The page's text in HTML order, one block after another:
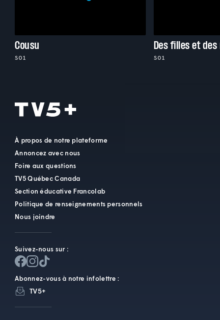
Cousu
S01
Des filles et
S01
À propos de notre plateforme
Annoncez avec nous
Foire aux questions
TV5 Québec Canada
Section éducative Francolab
Politique de renseignements personnels
Nous joindre
Suivez-nous sur :
Abonnez-vous à notre infolettre :
TV5+